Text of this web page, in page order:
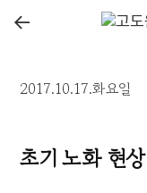
←
2017.10.17.화요일
초기 노화 현상